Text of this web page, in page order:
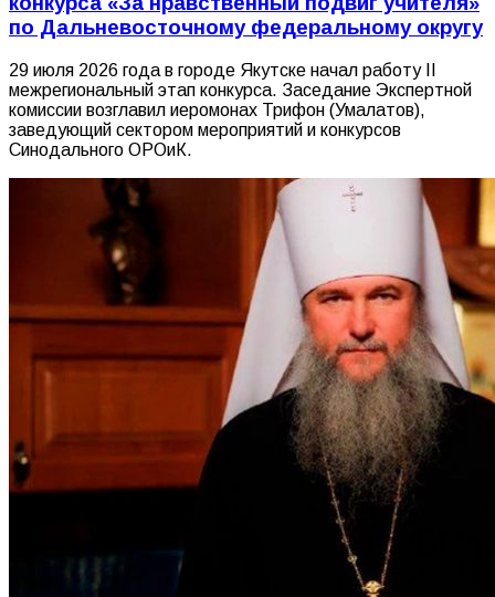
по Дальневосточному федеральному округу
29 июля 2026 года в городе Якутске начал работу II
межрегиональный этап конкурса. Заседание Экспертной
комиссии возглавил иеромонах Трифон (Умалатов),
заведующий сектором мероприятий и конкурсов
Синодального ОРОиК.